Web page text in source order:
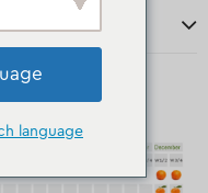
language